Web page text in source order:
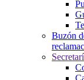
Buzón